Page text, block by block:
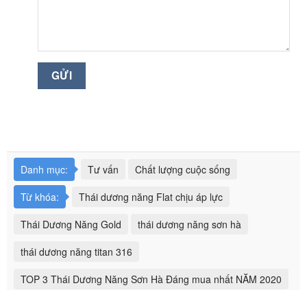
Danh mục: Tư vấn
Chất lượng cuộc sống
Từ khóa:
Thái dương năng Flat chịu áp lực
Thái Dương Năng Gold
thái dương năng sơn hà
thái dương năng titan 316
TOP 3 Thái Dương Năng Sơn Hà Đáng mua nhất NĂM 2020